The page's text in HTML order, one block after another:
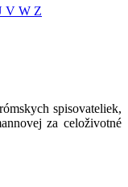
V W Z
spisovateliek,
za celoživotné